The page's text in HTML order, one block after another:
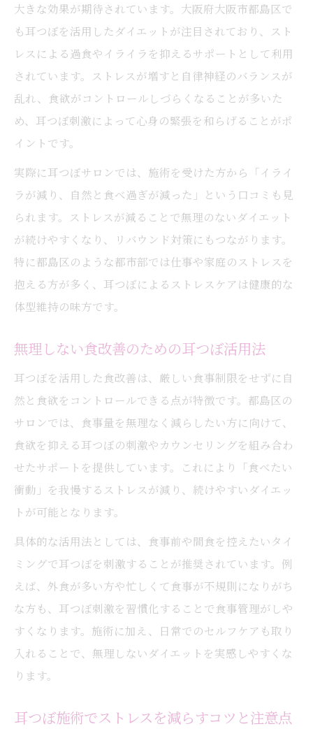
大きな効果が期待されています。大阪府大阪市都島区で
も耳つぼを活用したダイエットが注目されており、スト
レスによる過食やイライラを抑えるサポートとして利用
されています。ストレスが増すと自律神経のバランスが
乱れ、食欲がコントロールしづらくなることが多いた
め、耳つぼ刺激によって心身の緊張を和らげることがポ
イントです。
実際に耳つぼサロンでは、施術を受けた方から「イライ
ラが減り、自然と食べ過ぎが減った」という口コミも見
られます。ストレスが減ることで無理のないダイエット
が続けやすくなり、リバウンド対策にもつながります。
特に都島区のような都市部では仕事や家庭のストレスを
抱える方が多く、耳つぼによるストレスケアは健康的な
体型維持の味方です。
無理しない食改善のための耳つぼ活用法
耳つぼを活用した食改善は、厳しい食事制限をせずに自
然と食欲をコントロールできる点が特徴です。都島区の
サロンでは、食事量を無理なく減らしたい方に向けて、
食欲を抑える耳つぼの刺激やカウンセリングを組み合わ
せたサポートを提供しています。これにより「食べたい
衝動」を我慢するストレスが減り、続けやすいダイエッ
トが可能となります。
具体的な活用法としては、食事前や間食を控えたいタイ
ミングで耳つぼを刺激することが推奨されています。例
えば、外食が多い方や忙しくて食事が不規則になりがち
な方も、耳つぼ刺激を習慣化することで食事管理がしや
すくなります。施術に加え、日常でのセルフケアも取り
入れることで、無理しないダイエットを実感しやすくな
ります。
耳つぼ施術でストレスを減らすコツと注意点